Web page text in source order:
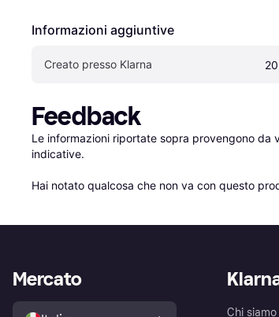
Informazioni aggiuntive
Creato presso Klarna
Feedback
Le informazioni riportate sopra provengono da
indicative.
Hai notato qualcosa che non va con questo
Chi siamo
Mercato